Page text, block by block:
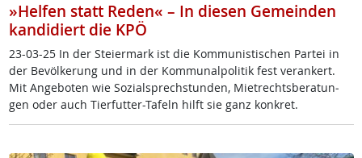
»Helfen statt Reden« – In diesen Gemeinden
kandidiert die KPÖ
23-03-25 In der Stei­er­mark ist die Kom­mu­nis­ti­schen Par­tei in
der Be­völ­ke­rung und in der Kom­mu­nal­po­li­tik fest ver­an­kert.
Mit An­ge­bo­ten wie So­zial­sprech­stun­den, Miet­rechts­be­ra­tun­
gen oder auch Tier­fut­ter-Ta­feln hilft sie ganz kon­k­ret.